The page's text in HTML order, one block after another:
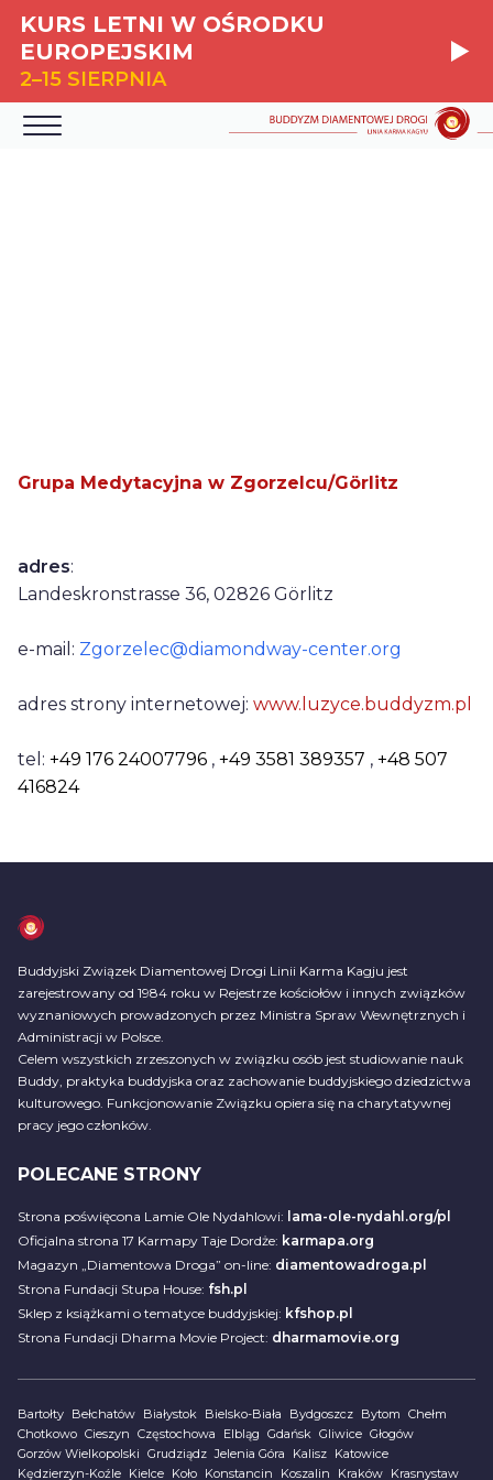
KURS LETNI W OŚRODKU
EUROPEJSKIM
2–15 SIERPNIA
Grupa Medytacyjna w Zgorzelcu/Görlitz
adres:
Landeskronstrasse 36, 02826 Görlitz
e-mail: Zgorzelec@diamondway-center.org
adres strony internetowej: www.luzyce.buddyzm.pl
tel: +49 176 24007796 , +49 3581 389357 , +48 507
416824
Buddyjski Związek Diamentowej Drogi Linii Karma Kagju jest
zarejestrowany od 1984 roku w Rejestrze kościołów i innych związków
wyznaniowych prowadzonych przez Ministra Spraw Wewnętrznych i
Administracji w Polsce.
Celem wszystkich zrzeszonych w związku osób jest studiowanie nauk
Buddy, praktyka buddyjska oraz zachowanie buddyjskiego dziedzictwa
kulturowego. Funkcjonowanie Związku opiera się na charytatywnej
pracy jego członków.
POLECANE STRONY
Strona poświęcona Lamie Ole Nydahlowi: lama-ole-nydahl.org/pl
Oficjalna strona 17 Karmapy Taje Dordże: karmapa.org
Magazyn „Diamentowa Droga” on-line: diamentowadroga.pl
Strona Fundacji Stupa House: fsh.pl
Sklep z książkami o tematyce buddyjskiej: kfshop.pl
Strona Fundacji Dharma Movie Project: dharmamovie.org
Bartołty Bełchatów Białystok Bielsko-Biała Bydgoszcz Bytom Chełm
Chotkowo Cieszyn Częstochowa Elbląg Gdańsk Gliwice Głogów
Gorzów Wielkopolski Grudziądz Jelenia Góra Kalisz Katowice
Kędzierzyn-Koźle Kielce Koło Konstancin Koszalin Kraków Krasnystaw